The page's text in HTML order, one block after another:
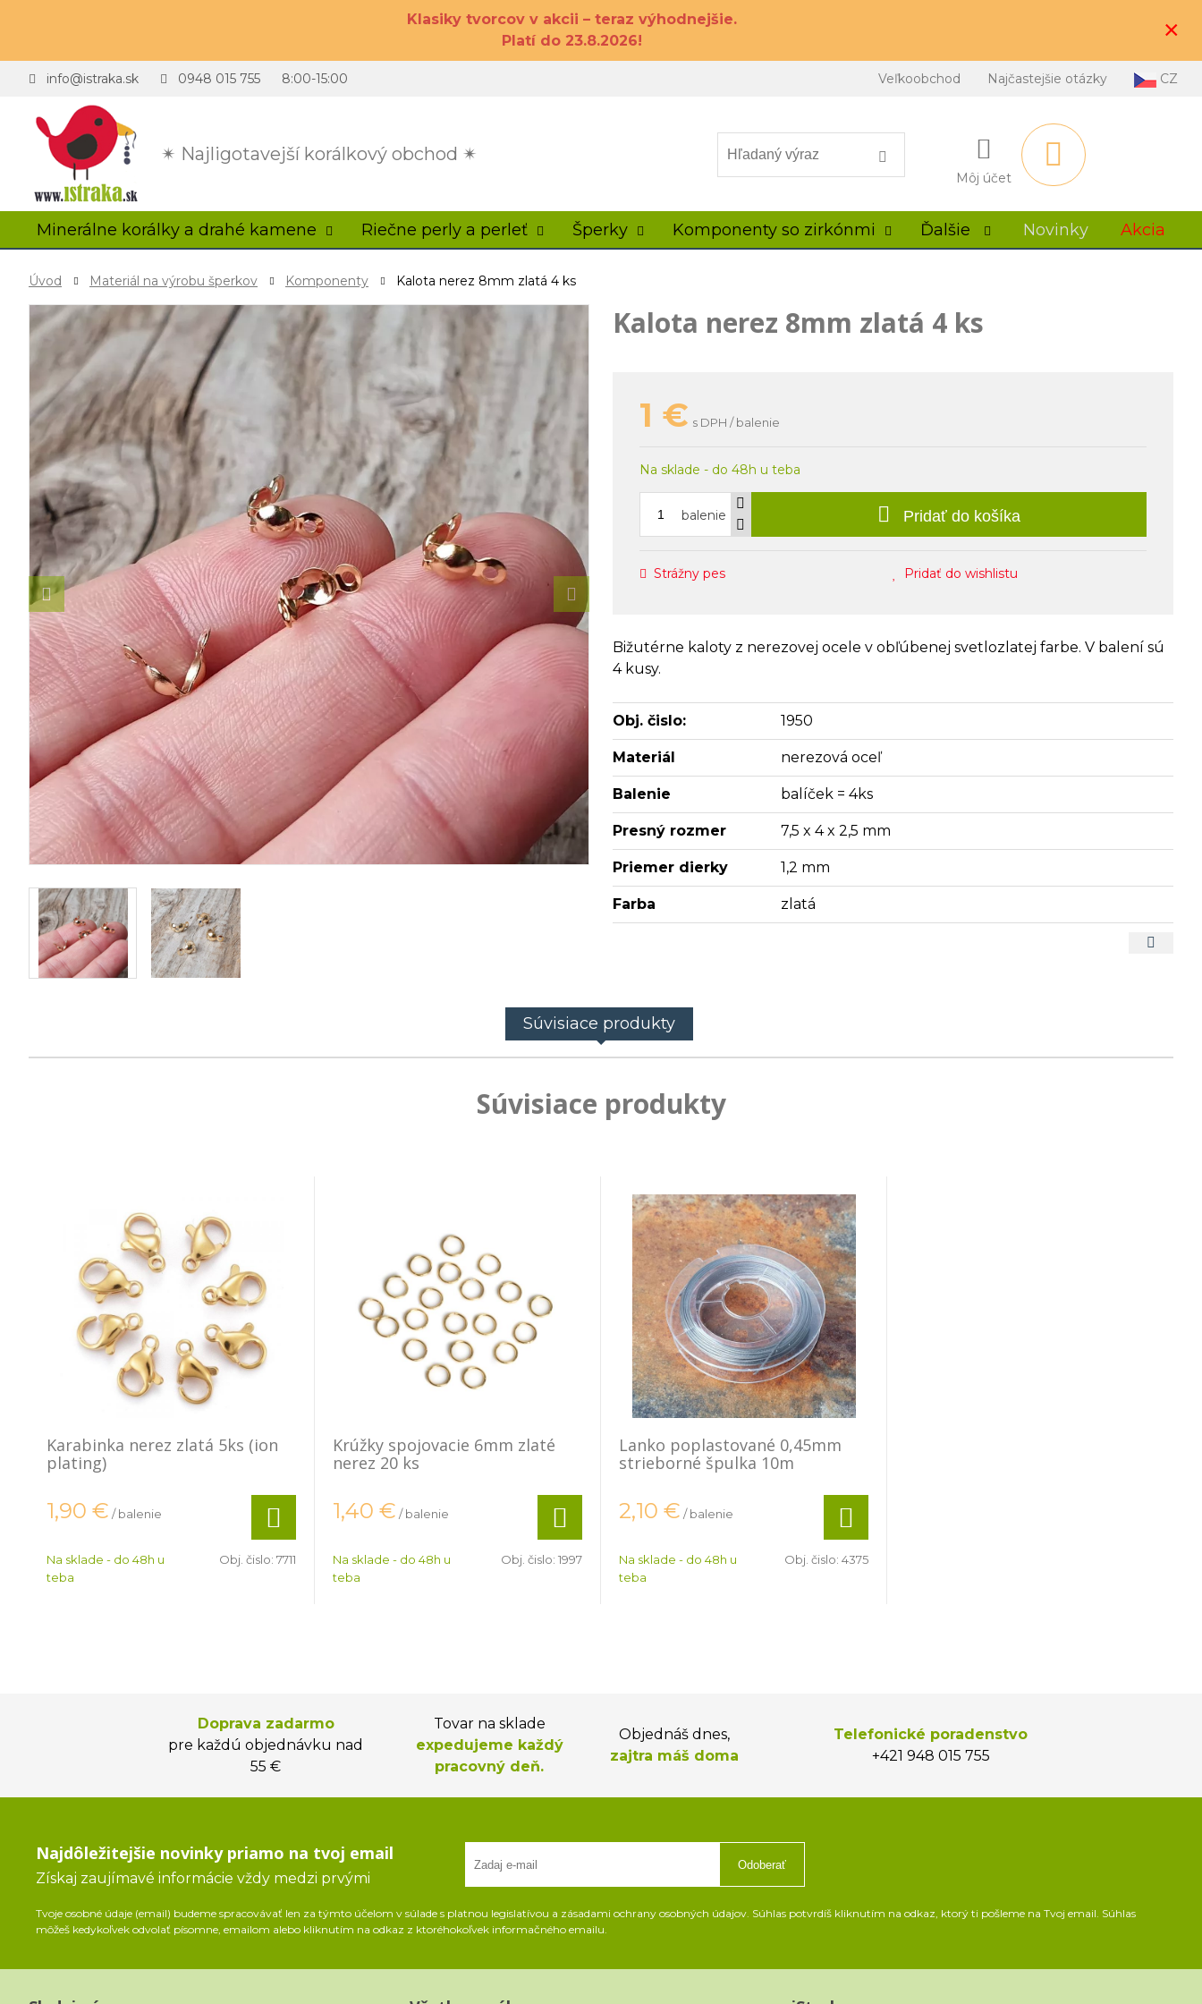
Klasiky tvorcov v akcii – teraz výhodnejšie.
Platí do 23.8.2026!
×
✴ Najligotavejší korálkový obchod ✴
info@istraka.sk 0948 015 755 8:00-15:00 Veľkoobchod Najčastejšie otázky CZ
Môj účet
Minerálne korálky a drahé kamene Riečne perly a perleť Šperky Komponenty so zirkónmi Ďalšie Novinky Akcia
Úvod Materiál na výrobu šperkov Komponenty Kalota nerez 8mm zlatá 4 ks
Kalota nerez 8mm zlatá 4 ks
1 € s DPH / balenie
Na sklade - do 48h u teba
balenie Pridať do košíka
Strážny pes Pridať do wishlistu
Bižutérne kaloty z nerezovej ocele v obľúbenej svetlozlatej farbe. V balení sú
4 kusy.
Obj. čislo: 1950
Materiál nerezová oceľ
Balenie balíček = 4ks
Presný rozmer 7,5 x 4 x 2,5 mm
Priemer dierky 1,2 mm
Farba zlatá
Súvisiace produkty
Súvisiace produkty
Karabinka nerez zlatá 5ks (ion
plating)
1,90 € / balenie
Na sklade - do 48h u
teba
Obj. čislo: 7711
Krúžky spojovacie 6mm zlaté
nerez 20 ks
1,40 € / balenie
Na sklade - do 48h u
teba
Obj. čislo: 1997
Lanko poplastované 0,45mm
strieborné špulka 10m
2,10 € / balenie
Na sklade - do 48h u
teba
Obj. čislo: 4375
Doprava zadarmo
pre každú objednávku nad
55 €
Tovar na sklade
expedujeme každý
pracovný deň.
Objednáš dnes,
zajtra máš doma
Telefonické poradenstvo
+421 948 015 755
Najdôležitejšie novinky priamo na tvoj email
Získaj zaujímavé informácie vždy medzi prvými
Odoberať
Tvoje osobné údaje (email) budeme spracovávať len za týmto účelom v súlade s platnou legislatívou a zásadami ochrany osobných údajov. Súhlas potvrdíš kliknutím na odkaz, ktorý ti pošleme na Tvoj email. Súhlas
môžeš kedykoľvek odvolať písomne, emailom alebo kliknutím na odkaz z ktoréhokoľvek informačného emailu.